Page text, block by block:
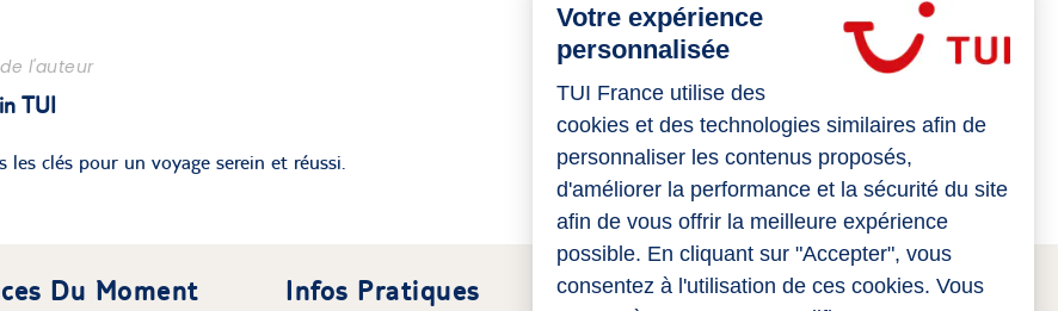
l'auteur
TUI
clés pour un voyage serein et réussi.
Du Moment Infos Pratiques Rejoignez-Nous
Votre expérience
personnalisée
TUI France utilise des
cookies et des technologies similaires afin de
personnaliser les contenus proposés,
d'améliorer la performance et la sécurité du site
afin de vous offrir la meilleure expérience
possible. En cliquant sur "Accepter", vous
consentez à l'utilisation de ces cookies. Vous